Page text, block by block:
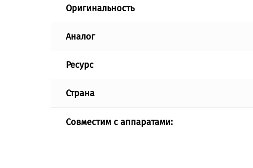
Оригинальность
Аналог
Ресурс
Страна
Совместим с аппаратами: